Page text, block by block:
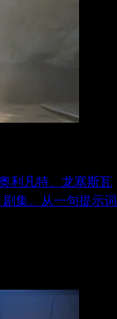
利凡特、龙塞斯瓦
集。从一句提示词